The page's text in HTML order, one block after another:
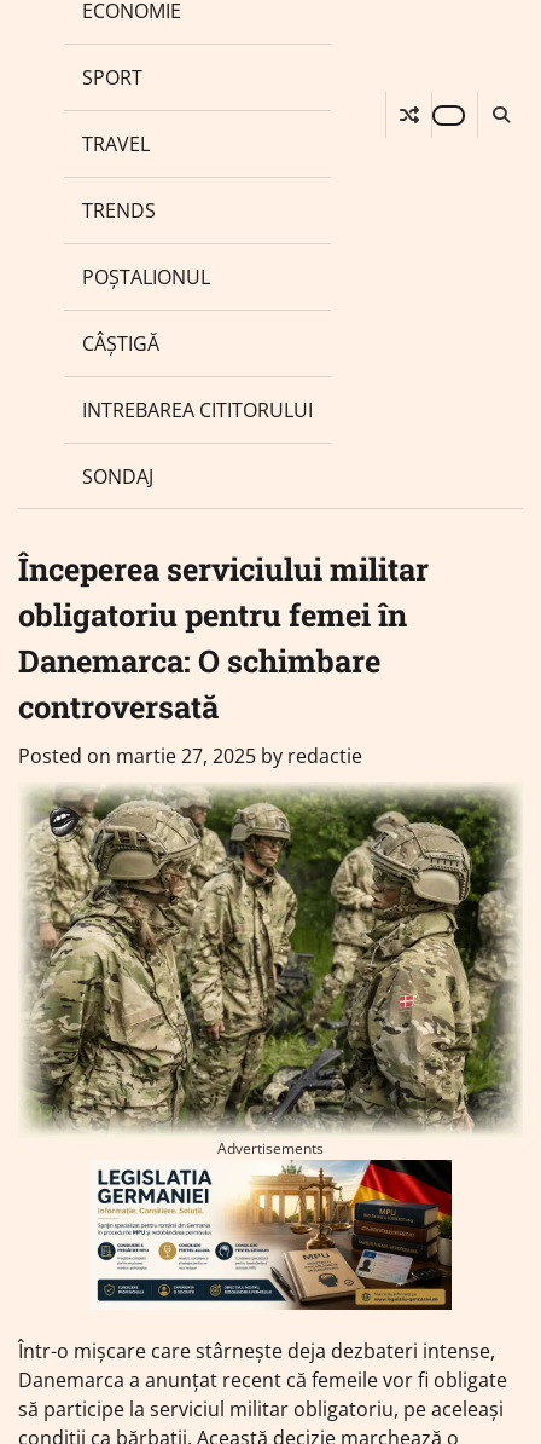
ECONOMIE
SPORT
TRAVEL
TRENDS
POȘTALIONUL
CÂȘTIGĂ
INTREBAREA CITITORULUI
SONDAJ
Începerea serviciului militar
obligatoriu pentru femei în
Danemarca: O schimbare
controversată
Posted on martie 27, 2025 by redactie
Advertisements
Într-o mișcare care stârnește deja dezbateri intense,
Danemarca a anunțat recent că femeile vor fi obligate
să participe la serviciul militar obligatoriu, pe aceleași
condiții ca bărbații. Această decizie marchează o